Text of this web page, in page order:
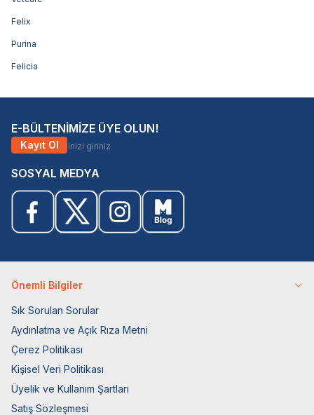
Felix
Purina
Felicia
E-BÜLTENİMİZE ÜYE OLUN!
Kayıt Ol
SOSYAL MEDYA
Önemli Bilgiler
Sık Sorulan Sorular
Aydınlatma ve Açık Rıza Metni
Çerez Politikası
Kişisel Veri Politikası
Üyelik ve Kullanım Şartları
Satış Sözleşmesi